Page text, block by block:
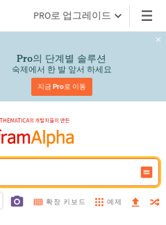
PRO로 업그레이드
Pro의 단계별 솔루션
숙제에서 한 발 앞서 하세요
지금 Pro로 이동
확장 키보드 예제